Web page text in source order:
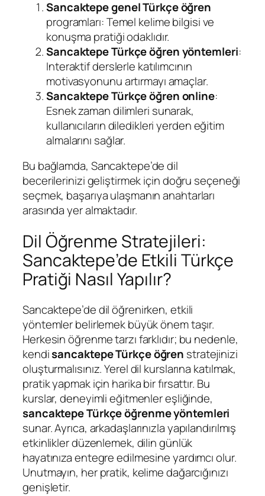
Sancaktepe genel Türkçe öğren
programları: Temel kelime bilgisi ve
konuşma pratiği odaklıdır.
Sancaktepe Türkçe öğren yöntemleri:
Interaktif derslerle katılımcının
motivasyonunu artırmayı amaçlar.
Sancaktepe Türkçe öğren online:
Esnek zaman dilimleri sunarak,
kullanıcıların diledikleri yerden eğitim
almalarını sağlar.
Bu bağlamda, Sancaktepe’de dil
becerilerinizi geliştirmek için doğru seçeneği
seçmek, başarıya ulaşmanın anahtarları
arasında yer almaktadır.
Dil Öğrenme Stratejileri:
Sancaktepe’de Etkili Türkçe
Pratiği Nasıl Yapılır?
Sancaktepe’de dil öğrenirken, etkili
yöntemler belirlemek büyük önem taşır.
Herkesin öğrenme tarzı farklıdır; bu nedenle,
kendisancaktepe Türkçe öğren stratejinizi
oluşturmalısınız. Yerel dil kurslarına katılmak,
pratik yapmak için harika bir fırsattır. Bu
kurslar, deneyimli eğitmenler eşliğinde,
sancaktepe Türkçe öğrenme yöntemleri
sunar. Ayrıca, arkadaşlarınızla yapılandırılmış
etkinlikler düzenlemek, dilin günlük
hayatınıza entegre edilmesine yardımcı olur.
Unutmayın, her pratik, kelime dağarcığınızı
genişletir.